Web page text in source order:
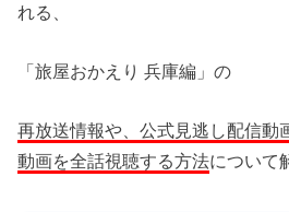
れる、
「旅屋おかえり 兵庫編」の
再放送情報や、公式見逃し配信動
動画を全話視聴する方法について